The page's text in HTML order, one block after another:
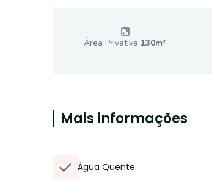
Área Privativa 130m²
Mais informações
Água Quente